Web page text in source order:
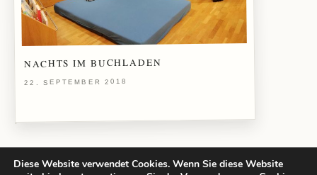
NACHTS IM BUCHLADEN
22. SEPTEMBER 2018
Diese Website verwendet Cookies. Wenn Sie diese Website